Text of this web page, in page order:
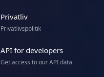
Privatliv
Privatlivspolitik
API for developers
Get access to our API data